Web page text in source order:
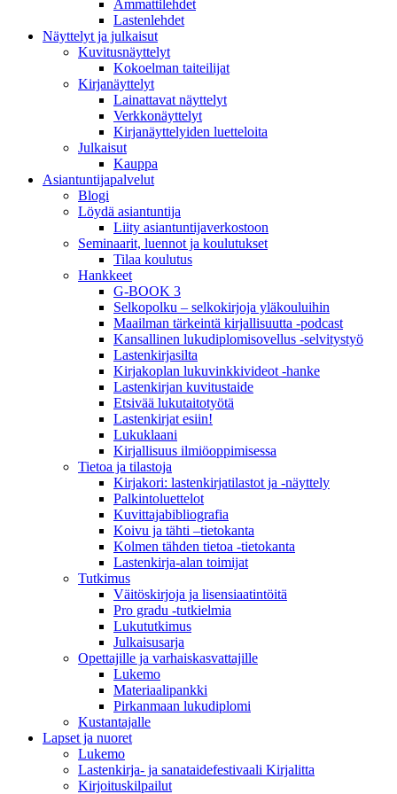
Ammattilehdet
Lastenlehdet
Näyttelyt ja julkaisut
Kuvitusnäyttelyt
Kokoelman taiteilijat
Kirjanäyttelyt
Lainattavat näyttelyt
Verkkonäyttelyt
Kirjanäyttelyiden luetteloita
Julkaisut
Kauppa
Asiantuntija­palvelut
Blogi
Löydä asiantuntija
Liity asiantuntijaverkostoon
Seminaarit, luennot ja koulutukset
Tilaa koulutus
Hankkeet
G-BOOK 3
Selkopolku – selkokirjoja yläkouluihin
Maailman tärkeintä kirjallisuutta -podcast
Kansallinen lukudiplomisovellus -selvitystyö
Lastenkirjasilta
Kirjakoplan lukuvinkkivideot -hanke
Lastenkirjan kuvitustaide
Etsivää lukutaitotyötä
Lastenkirjat esiin!
Lukuklaani
Kirjallisuus ilmiöoppimisessa
Tietoa ja tilastoja
Kirjakori: lastenkirjatilastot ja -näyttely
Palkintoluettelot
Kuvittaja­bibliografia
Koivu ja tähti –tietokanta
Kolmen tähden tietoa -tietokanta
Lastenkirja-alan toimijat
Tutkimus
Väitöskirjoja ja lisensiaatintöitä
Pro gradu -tutkielmia
Lukututkimus
Julkaisusarja
Opettajille ja varhaiskasvattajille
Lukemo
Materiaalipankki
Pirkanmaan lukudiplomi
Kustantajalle
Lapset ja nuoret
Lukemo
Lastenkirja- ja sanataidefestivaali Kirjalitta
Kirjoituskilpailut